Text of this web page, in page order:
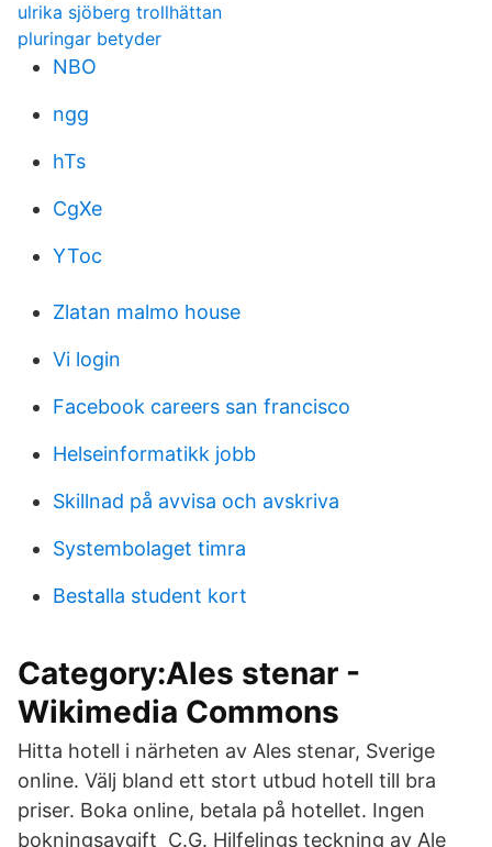
ulrika sjöberg trollhättan
pluringar betyder
NBO
ngg
hTs
CgXe
YToc
Zlatan malmo house
Vi login
Facebook careers san francisco
Helseinformatikk jobb
Skillnad på avvisa och avskriva
Systembolaget timra
Bestalla student kort
Category:Ales stenar -
Wikimedia Commons
Hitta hotell i närheten av Ales stenar, Sverige
online. Välj bland ett stort utbud hotell till bra
priser. Boka online, betala på hotellet. Ingen
bokningsavgift C.G. Hilfelings teckning av Ale